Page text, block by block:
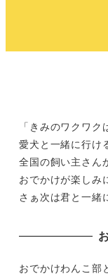
「きみのワクワク
愛犬と一緒に行け
全国の飼い主さん
おでかけが楽しみ
さぁ次は君と一緒
おでかけわんこ部